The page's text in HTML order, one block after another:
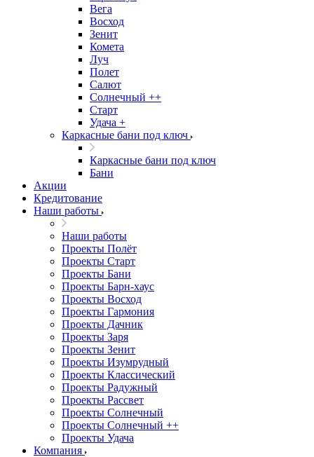
Вега
Восход
Зенит
Комета
Луч
Полет
Салют
Солнечный ++
Старт
Удача +
Каркасные бани под ключ
Каркасные бани под ключ
Бани
Акции
Кредитование
Наши работы
Наши работы
Проекты Полёт
Проекты Старт
Проекты Бани
Проекты Барн-хаус
Проекты Восход
Проекты Гармония
Проекты Дачник
Проекты Заря
Проекты Зенит
Проекты Изумрудный
Проекты Классический
Проекты Радужный
Проекты Рассвет
Проекты Солнечный
Проекты Солнечный ++
Проекты Удача
Компания